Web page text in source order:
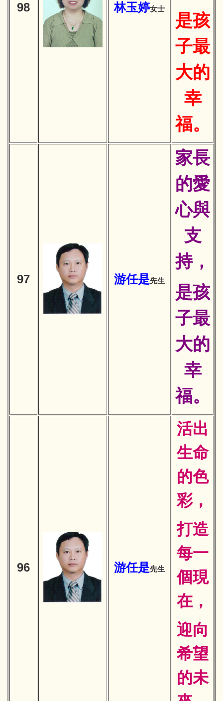
98 林玉婷女士
是孩
子最
大的
幸
福。
97 游任是先生
家長
的愛
心與
支
持，
是孩
子最
大的
幸
福。
96 游任是先生
活出
生命
的色
彩，
打造
每一
個現
在，
迎向
希望
的未